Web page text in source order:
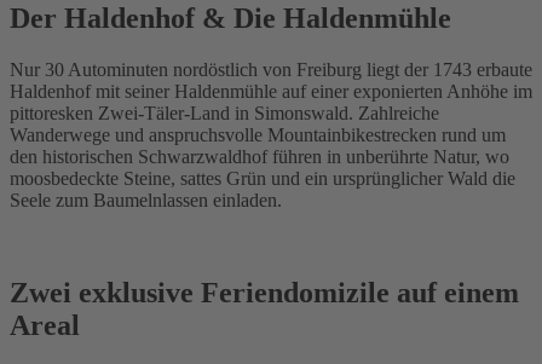
Der Haldenhof & Die Haldenmühle
Nur 30 Autominuten nordöstlich von Freiburg liegt der 1743 erbaute
Haldenhof mit seiner Haldenmühle auf einer exponierten Anhöhe im
pittoresken Zwei-Täler-Land in Simonswald. Zahlreiche
Wanderwege und anspruchsvolle Mountainbikestrecken rund um
den historischen Schwarzwaldhof führen in unberührte Natur, wo
moosbedeckte Steine, sattes Grün und ein ursprünglicher Wald die
Seele zum Baumelnlassen einladen.
Zwei exklusive Feriendomizile auf einem
Areal